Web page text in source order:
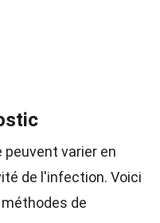
varier en
de l'infection. Voici
de